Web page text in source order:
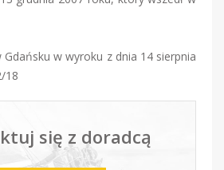
w wyroku z dnia 14 sierpnia
18
się z doradcą